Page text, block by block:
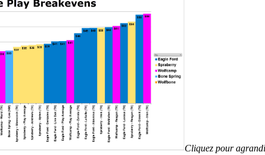
Cliquez pour